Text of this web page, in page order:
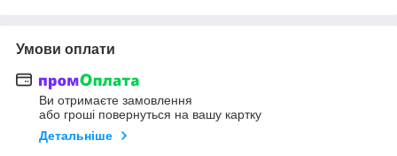
Умови оплати
Ви отримаєте замовлення
або гроші повернуться на вашу картку
Детальніше